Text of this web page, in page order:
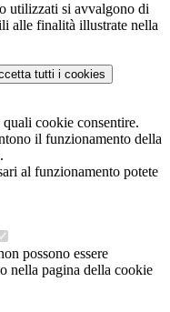
utilizzati si avvalgono di
alle finalità illustrate nella
tutti i cookies
quali cookie consentire.
il funzionamento della
al funzionamento potete
possono essere
nella pagina della cookie